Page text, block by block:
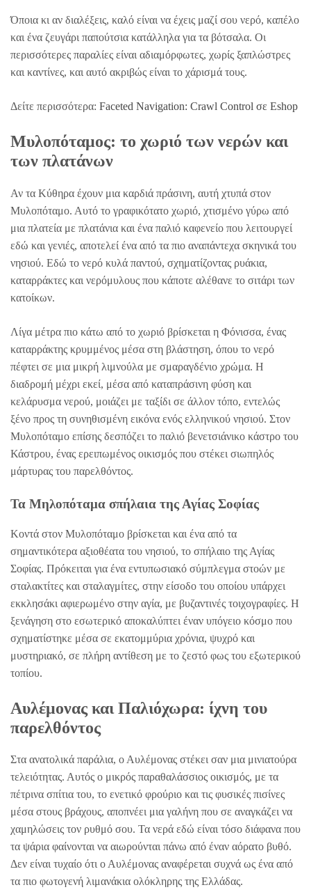
Όποια κι αν διαλέξεις, καλό είναι να έχεις μαζί σου νερό, καπέλο
και ένα ζευγάρι παπούτσια κατάλληλα για τα βότσαλα. Οι
περισσότερες παραλίες είναι αδιαμόρφωτες, χωρίς ξαπλώστρες
και καντίνες, και αυτό ακριβώς είναι το χάρισμά τους.
Δείτε περισσότερα: Faceted Navigation: Crawl Control σε Eshop
Μυλοπόταμος: το χωριό των νερών και
των πλατάνων
Αν τα Κύθηρα έχουν μια καρδιά πράσινη, αυτή χτυπά στον
Μυλοπόταμο. Αυτό το γραφικότατο χωριό, χτισμένο γύρω από
μια πλατεία με πλατάνια και ένα παλιό καφενείο που λειτουργεί
εδώ και γενιές, αποτελεί ένα από τα πιο αναπάντεχα σκηνικά του
νησιού. Εδώ το νερό κυλά παντού, σχηματίζοντας ρυάκια,
καταρράκτες και νερόμυλους που κάποτε αλέθανε το σιτάρι των
κατοίκων.
Λίγα μέτρα πιο κάτω από το χωριό βρίσκεται η Φόνισσα, ένας
καταρράκτης κρυμμένος μέσα στη βλάστηση, όπου το νερό
πέφτει σε μια μικρή λιμνούλα με σμαραγδένιο χρώμα. Η
διαδρομή μέχρι εκεί, μέσα από καταπράσινη φύση και
κελάρυσμα νερού, μοιάζει με ταξίδι σε άλλον τόπο, εντελώς
ξένο προς τη συνηθισμένη εικόνα ενός ελληνικού νησιού. Στον
Μυλοπόταμο επίσης δεσπόζει το παλιό βενετσιάνικο κάστρο του
Κάστρου, ένας ερειπωμένος οικισμός που στέκει σιωπηλός
μάρτυρας του παρελθόντος.
Τα Μηλοπόταμα σπήλαια της Αγίας Σοφίας
Κοντά στον Μυλοπόταμο βρίσκεται και ένα από τα
σημαντικότερα αξιοθέατα του νησιού, το σπήλαιο της Αγίας
Σοφίας. Πρόκειται για ένα εντυπωσιακό σύμπλεγμα στοών με
σταλακτίτες και σταλαγμίτες, στην είσοδο του οποίου υπάρχει
εκκλησάκι αφιερωμένο στην αγία, με βυζαντινές τοιχογραφίες. Η
ξενάγηση στο εσωτερικό αποκαλύπτει έναν υπόγειο κόσμο που
σχηματίστηκε μέσα σε εκατομμύρια χρόνια, ψυχρό και
μυστηριακό, σε πλήρη αντίθεση με το ζεστό φως του εξωτερικού
τοπίου.
Αυλέμονας και Παλιόχωρα: ίχνη του
παρελθόντος
Στα ανατολικά παράλια, ο Αυλέμονας στέκει σαν μια μινιατούρα
τελειότητας. Αυτός ο μικρός παραθαλάσσιος οικισμός, με τα
πέτρινα σπίτια του, το ενετικό φρούριο και τις φυσικές πισίνες
μέσα στους βράχους, αποπνέει μια γαλήνη που σε αναγκάζει να
χαμηλώσεις τον ρυθμό σου. Τα νερά εδώ είναι τόσο διάφανα που
τα ψάρια φαίνονται να αιωρούνται πάνω από έναν αόρατο βυθό.
Δεν είναι τυχαίο ότι ο Αυλέμονας αναφέρεται συχνά ως ένα από
τα πιο φωτογενή λιμανάκια ολόκληρης της Ελλάδας.